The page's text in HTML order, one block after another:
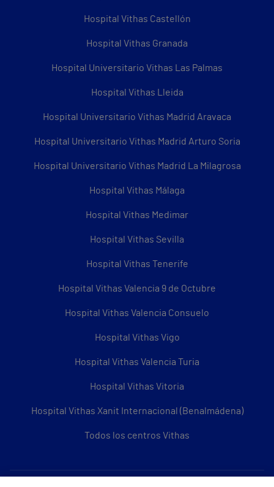
Hospital Vithas Castellón
Hospital Vithas Granada
Hospital Universitario Vithas Las Palmas
Hospital Vithas Lleida
Hospital Universitario Vithas Madrid Aravaca
Hospital Universitario Vithas Madrid Arturo Soria
Hospital Universitario Vithas Madrid La Milagrosa
Hospital Vithas Málaga
Hospital Vithas Medimar
Hospital Vithas Sevilla
Hospital Vithas Tenerife
Hospital Vithas Valencia 9 de Octubre
Hospital Vithas Valencia Consuelo
Hospital Vithas Vigo
Hospital Vithas Valencia Turia
Hospital Vithas Vitoria
Hospital Vithas Xanit Internacional (Benalmádena)
Todos los centros Vithas